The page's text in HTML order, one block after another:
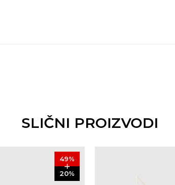
SLIČNI PROIZVODI
49%
20%